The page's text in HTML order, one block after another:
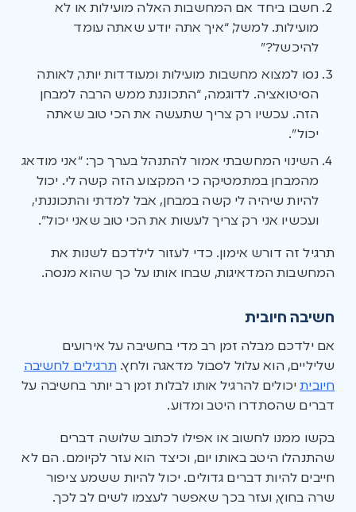
חשבו ביחד אם המחשבות האלה מועילות או לא
מועילות. למשל, “איך אתה יודע שאתה עומד
להיכשל?”
נסו למצוא מחשבות מועילות ומעודדות יותר, לאותה
הסיטואציה. לדוגמה, “התכוננת ממש הרבה למבחן
הזה. עכשיו רק צריך שתעשה את הכי טוב שאתה
יכול”.
השינוי המחשבתי אמור להתנהל בערך כך: “אני מודאג
מהמבחן במתמטיקה כי המקצוע הזה קשה לי. יכול
להיות שיהיה לי קשה במבחן, אבל למדתי והתכוננתי,
ועכשיו אני רק צריך לעשות את הכי טוב שאני יכול”.
תרגיל זה דורש אימון. כדי לעזור לילדכם לשנות את
המחשבות המדאיגות, שבחו אותו על כך שהוא מנסה.
חשיבה חיובית
אם ילדכם מבלה זמן רב מדי בחשיבה על אירועים
שליליים, הוא עלול לסבול מדאגה ולחץ. תרגילים לחשיבה
חיוביתיכולים להרגיל אותו לבלות זמן רב יותר בחשיבה על
דברים שהסתדרו היטב ומדוע.
בקשו ממנו לחשוב או אפילו לכתוב שלושה דברים
שהתנהלו היטב באותו יום, וכיצד הוא עזר לקיומם. הם לא
חייבים להיות דברים גדולים. יכול להיות ששמע ציפור
שרה בחוץ, ועזר בכך שאפשר לעצמו לשים לב לכך.